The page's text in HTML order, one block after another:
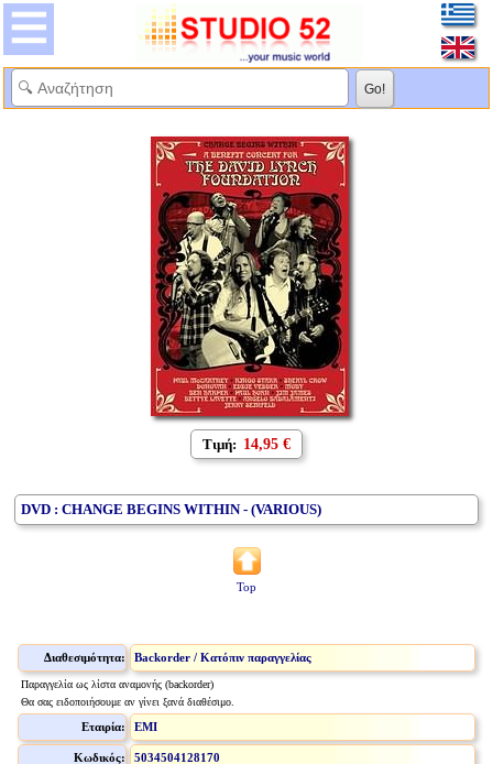
Τιμή: 14,95 €
DVD : CHANGE BEGINS WITHIN - (VARIOUS)
Top
Διαθεσιμότητα: Backorder / Κατόπιν παραγγελίας
Παραγγελία ως λίστα αναμονής (backorder)
Θα σας ειδοποιήσουμε αν γίνει ξανά διαθέσιμο.
Εταιρία: EMI
Κωδικός: 5034504128170